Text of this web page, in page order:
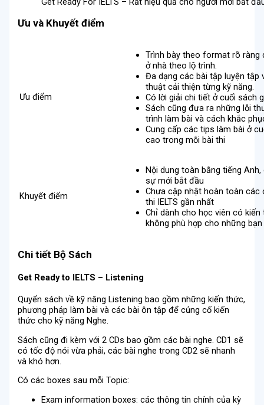
Ưu và Khuyết điểm
Ưu điểm
Trình bày theo format rõ ràng
ở nhà theo lộ trình.
Đa dạng các bài tập luyện tập
thuật cải thiện từng kỹ năng.
Có lời giải chi tiết ở cuối sách
Sách cũng đưa ra những lỗi
trình làm bài và cách khắc
Cung cấp các tips làm bài ở
cao trong mỗi bài thi
Khuyết điểm
Nội dung toàn bằng tiếng
sự mới bắt đầu
Chưa cập nhật hoàn toàn
thi IELTS gần nhất
Chỉ dành cho học viên có
không phù hợp cho những
Chi tiết Bộ Sách
Get Ready to IELTS – Listening
Quyển sách về kỹ năng Listening bao gồm những kiến thức,
phương pháp làm bài và các bài ôn tập để củng cố kiến
thức cho kỹ năng Nghe.
Sách cũng đi kèm với 2 CDs bao gồm các bài nghe. CD1 sẽ
có tốc độ nói vừa phải, các bài nghe trong CD2 sẽ nhanh
và khó hơn.
Có các boxes sau mỗi Topic:
Exam information boxes: các thông tin chính của kỳ